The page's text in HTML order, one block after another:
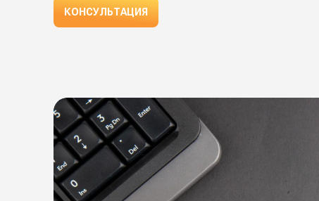
КОНСУЛЬТАЦИЯ